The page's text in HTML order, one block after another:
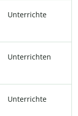
Unterrichte
Unterrichten
Unterrichte